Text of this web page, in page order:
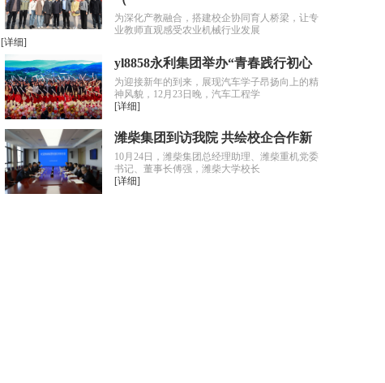
为深化产教融合，搭建校企协同育人桥梁，让专
业教师直观感受农业机械行业发展
[详细]
yl8858永利集团举办“青春践行初心
为迎接新年的到来，展现汽车学子昂扬向上的精
神风貌，12月23日晚，汽车工程学
[详细]
潍柴集团到访我院 共绘校企合作新
10月24日，潍柴集团总经理助理、潍柴重机党委
书记、董事长傅强，潍柴大学校长
[详细]